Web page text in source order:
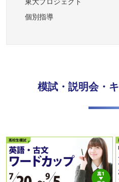
個別指導
模試・説明会・